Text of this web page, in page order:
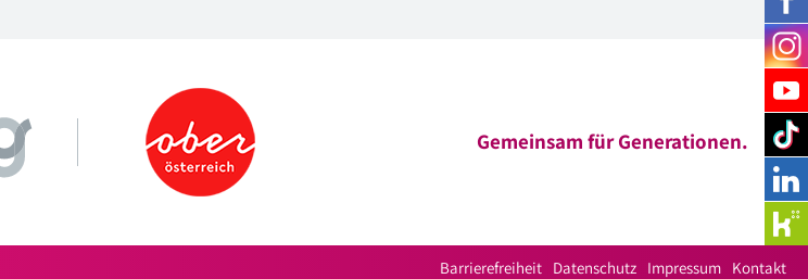
Gemeinsam für Generationen.
Barrierefreiheit Datenschutz Impressum Kontakt